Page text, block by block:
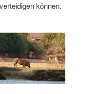
können.